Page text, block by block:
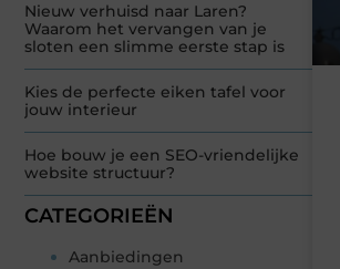
Nieuw verhuisd naar Laren?
Waarom het vervangen van je
sloten een slimme eerste stap is
Kies de perfecte eiken tafel voor
jouw interieur
Hoe bouw je een SEO-vriendelijke
website structuur?
CATEGORIEËN
Aanbiedingen